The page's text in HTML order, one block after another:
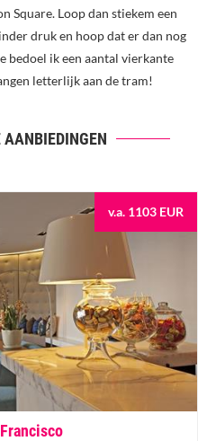
Square. Loop dan stiekem een
druk en hoop dat er dan nog
bedoel ik een aantal vierkante
letterlijk aan de tram!
AANBIEDINGEN
v.a. 1103 EUR